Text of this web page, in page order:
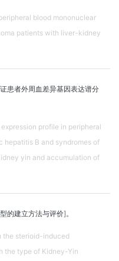
blood mononuclear
patients with liver-kidney
患者外周血差异基因表达谱分
profile in peripheral
hepatitis B and syndromes of
yin and accumulation of
的建立方法与评价]。
the sterioid-induced
the type of Kidney-Yin